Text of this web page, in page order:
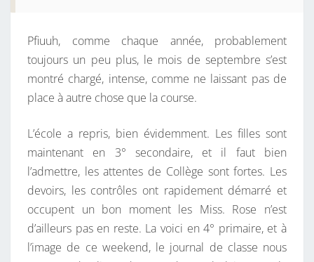
Pfiuuh, comme chaque année, probablement
toujours un peu plus, le mois de septembre s’est
montré chargé, intense, comme ne laissant pas de
place à autre chose que la course.
L’école a repris, bien évidemment. Les filles sont
maintenant en 3° secondaire, et il faut bien
l’admettre, les attentes de Collège sont fortes. Les
devoirs, les contrôles ont rapidement démarré et
occupent un bon moment les Miss. Rose n’est
d’ailleurs pas en reste. La voici en 4° primaire, et à
l’image de ce weekend, le journal de classe nous